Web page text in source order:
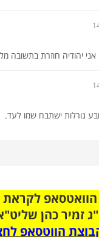
יהודיה חוזרת בתשובה
גורלות ישתבח שמו לעד.
זמיר כהן
הווטסאפ